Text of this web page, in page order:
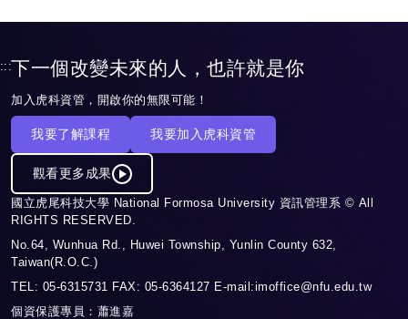
:::下一個改變未來的人，也許就是你
加入虎科資管，開啟你的無限可能！
我要了解課程 我要加入虎科資管
觀看更多成果
國立虎尾科技大學 National Formosa University 資訊管理系 © All
RIGHTS RESERVED.
No.64, Wunhua Rd., Huwei Township, Yunlin County 632,
Taiwan(R.O.C.)
TEL: 05-6315731 FAX: 05-6364127 E-mail:imoffice@nfu.edu.tw
個資保護專員：蕭進嘉